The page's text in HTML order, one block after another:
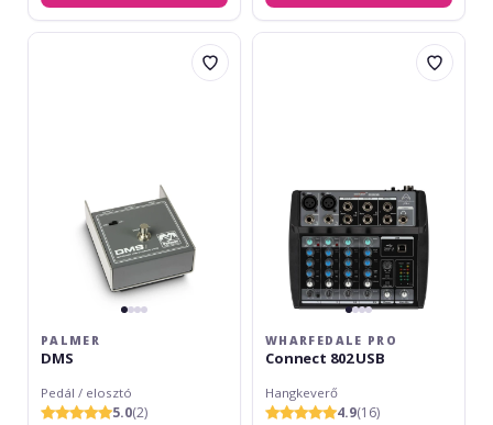
Palmer
PALMER
DMS
Pedál / elosztó
5.0(2)
Wharfedale
WHARFEDALE PRO
Connect 802 USB
Hangkeverő
4.9(16)